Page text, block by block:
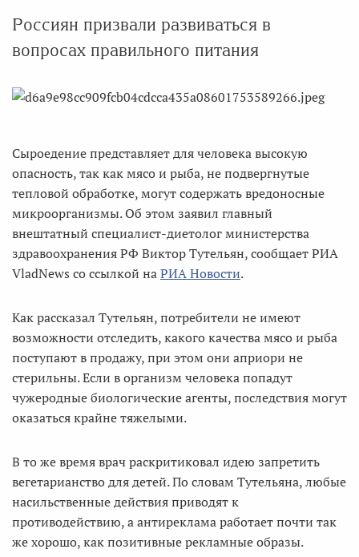
Россиян призвали развиваться в
вопросах правильного питания
Сыроедение представляет для человека высокую
опасность, так как мясо и рыба, не подвергнутые
тепловой обработке, могут содержать вредоносные
микроорганизмы. Об этом заявил главный
внештатный специалист-диетолог министерства
здравоохранения РФ Виктор Тутельян, сообщает РИА
VladNews со ссылкой наРИА Новости.
Как рассказал Тутельян, потребители не имеют
возможности отследить, какого качества мясо и рыба
поступают в продажу, при этом они априори не
стерильны. Если в организм человека попадут
чужеродные биологические агенты, последствия могут
оказаться крайне тяжелыми.
В то же время врач раскритиковал идею запретить
вегетарианство для детей. По словам Тутельяна, любые
насильственные действия приводят к
противодействию, а антиреклама работает почти так
же хорошо, как позитивные рекламные образы.